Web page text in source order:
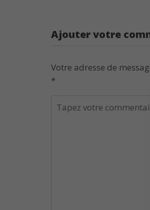
Ajouter votre
Votre adresse de
*